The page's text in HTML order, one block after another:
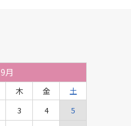
9月
木 金
土
3 4
5